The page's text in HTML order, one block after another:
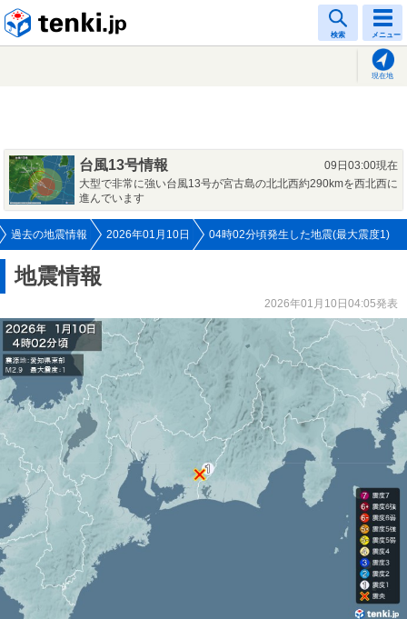
検索 メニュー
現在地
台風13号情報
09日03:00現在
大型で非常に強い台風13号が宮古島の北北西約290kmを西北西に
進んでいます
過去の地震情報 2026年01月10日 04時02分頃発生した地震(最大震度1)
地震情報
2026年01月10日04:05発表